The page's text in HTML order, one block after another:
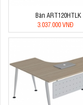
Bàn ART120HTLK
3.037.000 VNĐ